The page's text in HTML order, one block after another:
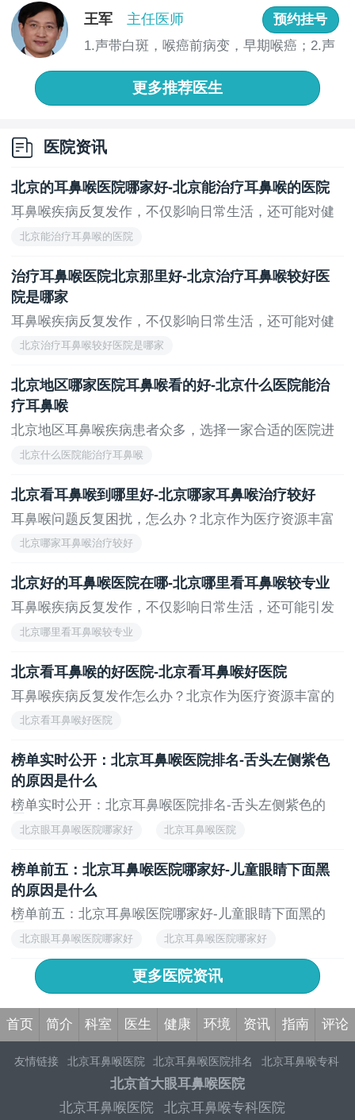
王军 主任医师
预约挂号
1.声带白斑，喉癌前病变，早期喉癌；2.声
更多推荐医生
医院资讯
北京的耳鼻喉医院哪家好-北京能治疗耳鼻喉的医院
耳鼻喉疾病反复发作，不仅影响日常生活，还可能对健
北京能治疗耳鼻喉的医院
治疗耳鼻喉医院北京那里好-北京治疗耳鼻喉较好医
院是哪家
耳鼻喉疾病反复发作，不仅影响日常生活，还可能对健
北京治疗耳鼻喉较好医院是哪家
北京地区哪家医院耳鼻喉看的好-北京什么医院能治
疗耳鼻喉
北京地区耳鼻喉疾病患者众多，选择一家合适的医院进
北京什么医院能治疗耳鼻喉
北京看耳鼻喉到哪里好-北京哪家耳鼻喉治疗较好
耳鼻喉问题反复困扰，怎么办？北京作为医疗资源丰富
北京哪家耳鼻喉治疗较好
北京好的耳鼻喉医院在哪-北京哪里看耳鼻喉较专业
耳鼻喉疾病反复发作，不仅影响日常生活，还可能引发
北京哪里看耳鼻喉较专业
北京看耳鼻喉的好医院-北京看耳鼻喉好医院
耳鼻喉疾病反复发作怎么办？北京作为医疗资源丰富的
北京看耳鼻喉好医院
榜单实时公开：北京耳鼻喉医院排名-舌头左侧紫色
的原因是什么
榜单实时公开：北京耳鼻喉医院排名-舌头左侧紫色的
北京眼耳鼻喉医院哪家好 北京耳鼻喉医院
榜单前五：北京耳鼻喉医院哪家好-儿童眼睛下面黑
的原因是什么
榜单前五：北京耳鼻喉医院哪家好-儿童眼睛下面黑的
北京眼耳鼻喉医院哪家好 北京耳鼻喉医院哪家好
北京耳鼻喉科医院
更多医院资讯
首页 简介 科室 医生 健康 环境 资讯 指南 评论
友情链接 北京耳鼻喉医院 北京耳鼻喉医院排名
北京耳鼻喉专科
北京好的耳鼻喉医院 北京看耳鼻喉医院哪里好
北京市耳鼻喉医院 北京好的耳鼻喉医院排名 北京耳鼻喉医
北京首大眼耳鼻喉医院
北京耳鼻喉医院
北京耳鼻喉专科医院